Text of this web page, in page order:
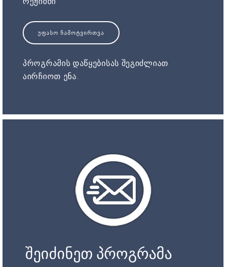
ᲣᲤᲐᲡᲝ ᲩᲐᲛᲝᲢᲕᲘᲠᲗᲕᲐ
პროგრამის დაწყებისას შეგიძლიათ
აირჩიოთ ენა.
შეიძინეთ პროგრამა